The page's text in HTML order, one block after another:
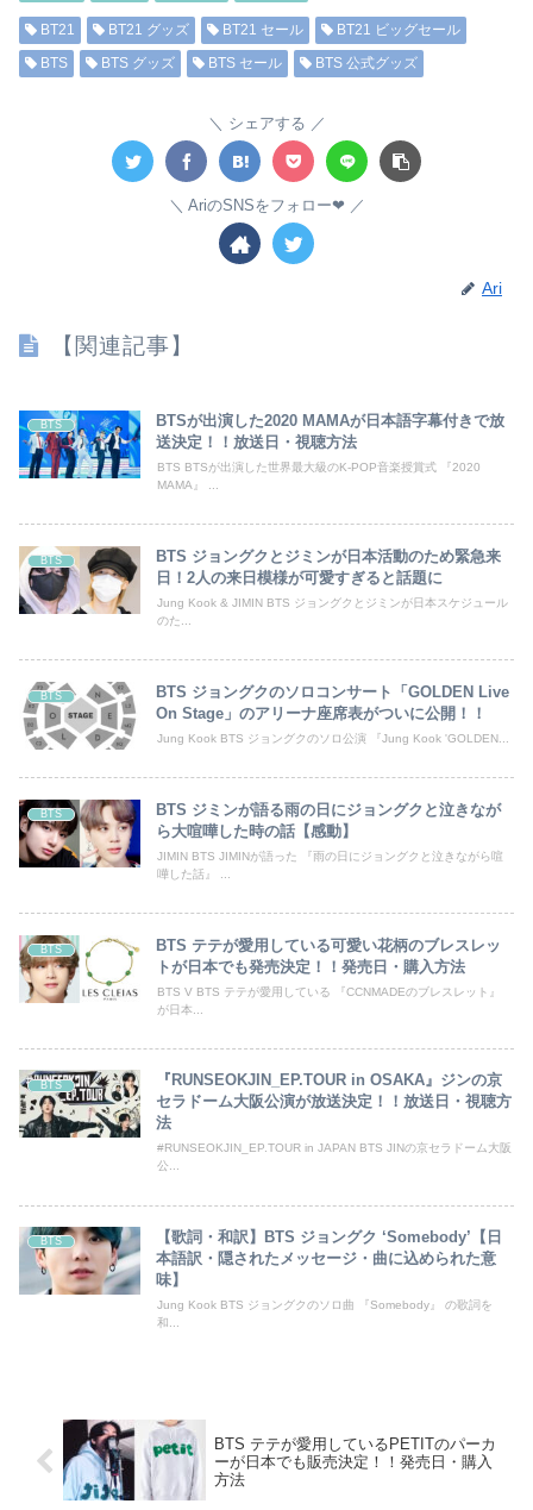
BT21 BT21 グッズ BT21 セール
BT21 ビッグセール
BTS
BTS グッズ BTS セール BTS 公式グッズ
シェアする
AriのSNSをフォロー❤︎
Ari
【関連記事】
BTS
BTSが出演した2020 MAMAが日本語字幕付きで放
送決定！！放送日・視聴方法
BTS BTSが出演した世界最大級のK-POP音楽授賞式 『2020
MAMA』 ...
BTS
BTS ジョングクとジミンが日本活動のため緊急来
日！2人の来日模様が可愛すぎると話題に
Jung Kook & JIMIN BTS ジョングクとジミンが日本スケジュール
のた...
BTS
BTS ジョングクのソロコンサート「GOLDEN Live
On Stage」のアリーナ座席表がついに公開！！
Jung Kook BTS ジョングクのソロ公演 『Jung Kook 'GOLDEN...
BTS
BTS ジミンが語る雨の日にジョングクと泣きなが
ら大喧嘩した時の話【感動】
JIMIN BTS JIMINが語った 『雨の日にジョングクと泣きながら喧
嘩した話』 ...
BTS
BTS テテが愛用している可愛い花柄のブレスレッ
トが日本でも発売決定！！発売日・購入方法
BTS V BTS テテが愛用している 『CCNMADEのブレスレット』
が日本...
BTS
『RUNSEOKJIN_EP.TOUR in OSAKA』ジンの京
セラドーム大阪公演が放送決定！！放送日・視聴方
法
#RUNSEOKJIN_EP.TOUR in JAPAN BTS JINの京セラドーム大阪
公...
BTS
【歌詞・和訳】BTS ジョングク ‘Somebody’【日
本語訳・隠されたメッセージ・曲に込められた意
味】
Jung Kook BTS ジョングクのソロ曲 『Somebody』 の歌詞を
和...
BTS テテが愛用しているPETITのパーカ
ーが日本でも販売決定！！発売日・購入
方法